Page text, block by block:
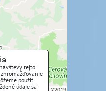
Voľbami
obsah?
cookie:
tejto
použiť
údaje sa